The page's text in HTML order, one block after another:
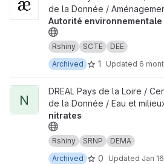
de la Donnée /
Autorité environnementale
Rshiny SCTE
DEE
Archived
1 Updated 6
View nitrates project
N
DREAL Pays de la Loire /
de la Donnée / Eau et
nitrates
Rshiny SRNP
DEMA
Archived
0 Updated Jan